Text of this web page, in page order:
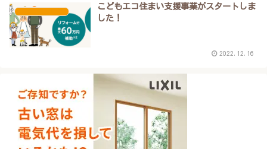
こどもエコ住まい支援事業がスタートしま
した！
2022.12.16